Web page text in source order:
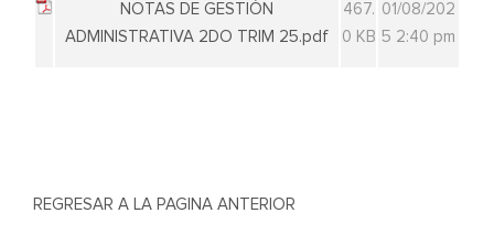
NOTAS DE GESTIÓN
ADMINISTRATIVA 2DO TRIM 25.pdf
467.
0 KB
01/08/202
5 2:40 pm
REGRESAR A LA PAGINA ANTERIOR